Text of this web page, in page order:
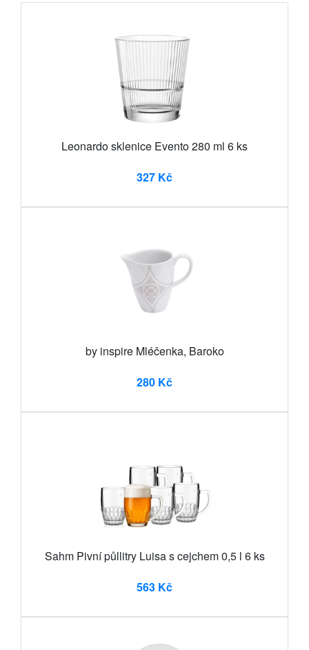
Leonardo sklenice Evento 280 ml 6 ks
327 Kč
by inspire Mléčenka, Baroko
280 Kč
Sahm Pivní půllitry Luisa s cejchem 0,5 l 6 ks
563 Kč